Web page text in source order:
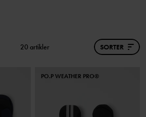
20 artikler SORTER
PO.P WEATHER PRO®